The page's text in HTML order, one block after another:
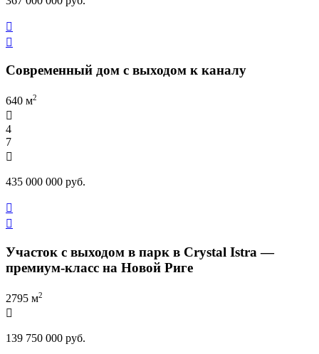


Современный дом с выходом к каналу
640 м2

4
7

435 000 000 руб.


Участок с выходом в парк в Crystal Istra —
премиум-класс на Новой Риге
2795 м2

139 750 000 руб.